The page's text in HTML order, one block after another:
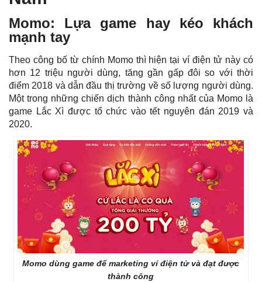
Momo: Lựa game hay kéo khách
mạnh tay
Theo công bố từ chính Momo thì hiện tại ví điện tử này có
hơn 12 triệu người dùng, tăng gần gấp đôi so với thời
điểm 2018 và dẫn đầu thị trường về số lượng người dùng.
Một trong những chiến dịch thành công nhất của Momo là
game Lắc Xì được tổ chức vào tết nguyên đán 2019 và
2020.
Momo dùng game để marketing ví điện tử và đạt được
thành công